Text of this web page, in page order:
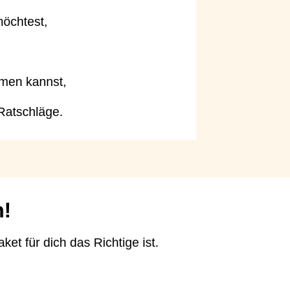
kannst,
für dich das Richtige ist.